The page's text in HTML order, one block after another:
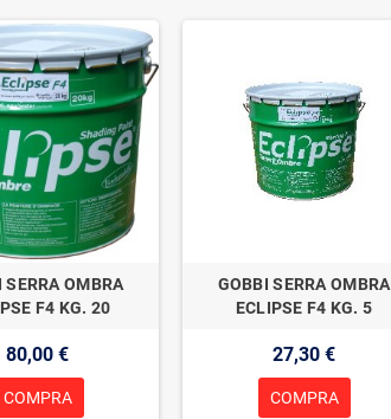
SERRA OMBRA
F4 KG. 20
80,00 €
COMPRA
GOBBI SERRA OMBRA
ECLIPSE F4 KG. 5
27,30 €
COMPRA